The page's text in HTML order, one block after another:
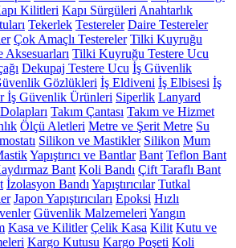
Kilitleri Kapı Sürgüleri Anahtarlık
Tekerlek Testereler Daire Testereler
Çok Amaçlı Testereler Tilki Kuyruğu
Aksesuarları Tilki Kuyruğu Testere Ucu
Dekupaj Testere Ucu İş Güvenlik
Gözlükleri İş Eldiveni İş Elbisesi İş
İş Güvenlik Ürünleri Siperlik Lanyard
Takım Çantası Takım ve Hizmet
Ölçü Aletleri Metre ve Şerit Metre Su
Silikon ve Mastikler Silikon Mum
Yapıştırıcı ve Bantlar Bant Teflon Bant
Bant Koli Bandı Çift Taraflı Bant
İzolasyon Bandı Yapıştırıcılar Tutkal
Japon Yapıştırıcıları Epoksi Hızlı
Güvenlik Malzemeleri Yangın
Kasa ve Kilitler Çelik Kasa Kilit Kutu ve
Kargo Kutusu Kargo Poşeti Koli